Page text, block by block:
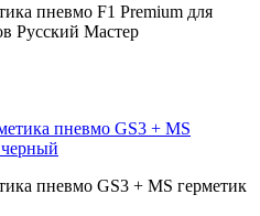
пневмо F1 Premium для
Русский Мастер
пневмо GS3 + MS герметик